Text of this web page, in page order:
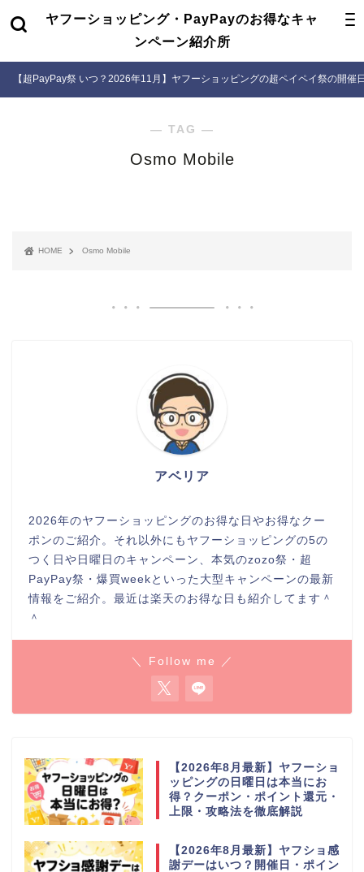
ヤフーショッピング・PayPayのお得なキャ
ンペーン紹介所
【超PayPay祭 いつ？2026年11月】ヤフーショッピングの超ペイペイ祭の開催
― TAG ―
Osmo Mobile
HOME Osmo Mobile
アベリア
2026年のヤフーショッピングのお得な日やお得なクー
ポンのご紹介。それ以外にもヤフーショッピングの5の
つく日や日曜日のキャンペーン、本気のzozo祭・超
PayPay祭・爆買weekといった大型キャンペーンの最新
情報をご紹介。最近は楽天のお得な日も紹介してます＾
＾
＼ Follow me ／
【2026年8月最新】ヤフーショ
ッピングの日曜日は本当にお
得？クーポン・ポイント還元・
上限・攻略法を徹底解説
【2026年8月最新】ヤフショ感
謝デーはいつ？開催日・ポイン